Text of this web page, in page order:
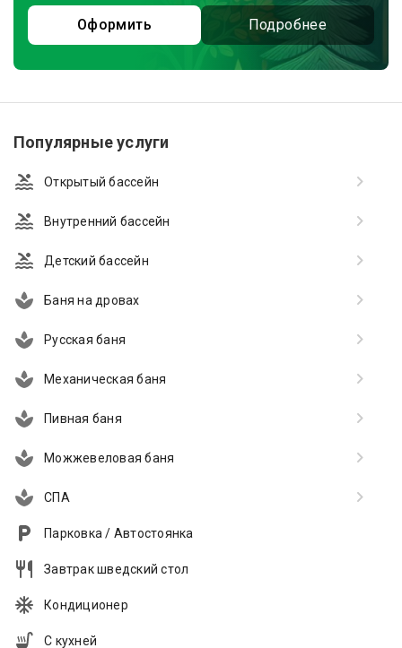
Оформить Подробнее
Популярные услуги
Открытый бассейн
Внутренний бассейн
Детский бассейн
Баня на дровах
Русская баня
Механическая баня
Пивная баня
Можжевеловая баня
СПА
Парковка / Автостоянка
Завтрак шведский стол
Кондиционер
С кухней